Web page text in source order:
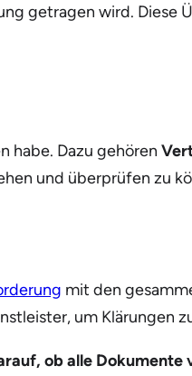
getragen wird. Diese
habe. Dazu gehören
und überprüfen zu
mit den
um Klärungen
ob alle Dokumente